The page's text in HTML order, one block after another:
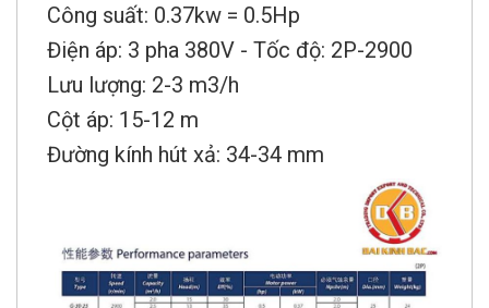
Công suất: 0.37kw = 0.5Hp
Điện áp: 3 pha 380V - Tốc độ: 2P-2900
Lưu lượng: 2-3 m3/h
Cột áp: 15-12 m
Đường kính hút xả: 34-34 mm